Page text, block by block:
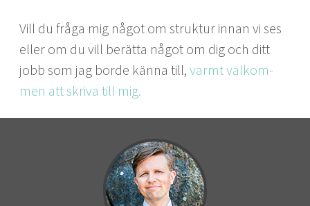
Vill du frå­ga mig något om struk­tur innan vi ses
eller om du vill berät­ta något om dig och ditt
jobb som jag bor­de kän­na till, varmt välkom­
men att skri­va till mig.